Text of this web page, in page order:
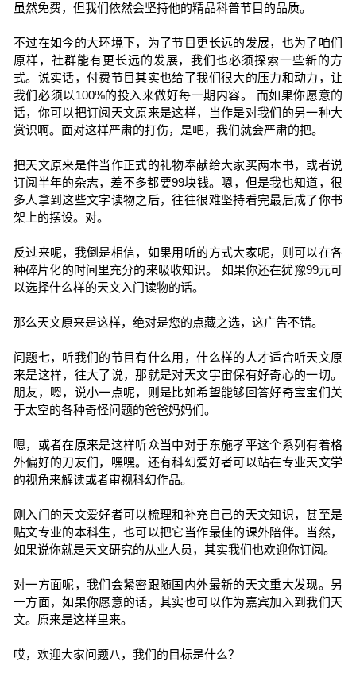
虽然免费，但我们依然会坚持他的精品科普节目的品质。
不过在如今的大环境下，为了节目更长远的发展，也为了咱们
原样，社群能有更长远的发展，我们也必须探索一些新的方
式。说实话，付费节目其实也给了我们很大的压力和动力，让
我们必须以100%的投入来做好每一期内容。 而如果你愿意的
话，你可以把订阅天文原来是这样，当作是对我们的另一种大
赏识啊。面对这样严肃的打伤，是吧，我们就会严肃的把。
把天文原来是件当作正式的礼物奉献给大家买两本书，或者说
订阅半年的杂志，差不多都要99块钱。嗯，但是我也知道，很
多人拿到这些文字读物之后，往往很难坚持看完最后成了你书
架上的摆设。对。
反过来呢，我倒是相信，如果用听的方式大家呢，则可以在各
种碎片化的时间里充分的来吸收知识。 如果你还在犹豫99元可
以选择什么样的天文入门读物的话。
那么天文原来是这样，绝对是您的点藏之选，这广告不错。
问题七，听我们的节目有什么用，什么样的人才适合听天文原
来是这样，往大了说，那就是对天文宇宙保有好奇心的一切。
朋友，嗯，说小一点呢，则是比如希望能够回答好奇宝宝们关
于太空的各种奇怪问题的爸爸妈妈们。
嗯，或者在原来是这样听众当中对于东施孝平这个系列有着格
外偏好的刀友们，嘿嘿。还有科幻爱好者可以站在专业天文学
的视角来解读或者审视科幻作品。
刚入门的天文爱好者可以梳理和补充自己的天文知识，甚至是
贴文专业的本科生，也可以把它当作最佳的课外陪伴。当然，
如果说你就是天文研究的从业人员，其实我们也欢迎你订阅。
对一方面呢，我们会紧密跟随国内外最新的天文重大发现。另
一方面，如果你愿意的话，其实也可以作为嘉宾加入到我们天
文。原来是这样里来。
哎，欢迎大家问题八，我们的目标是什么？